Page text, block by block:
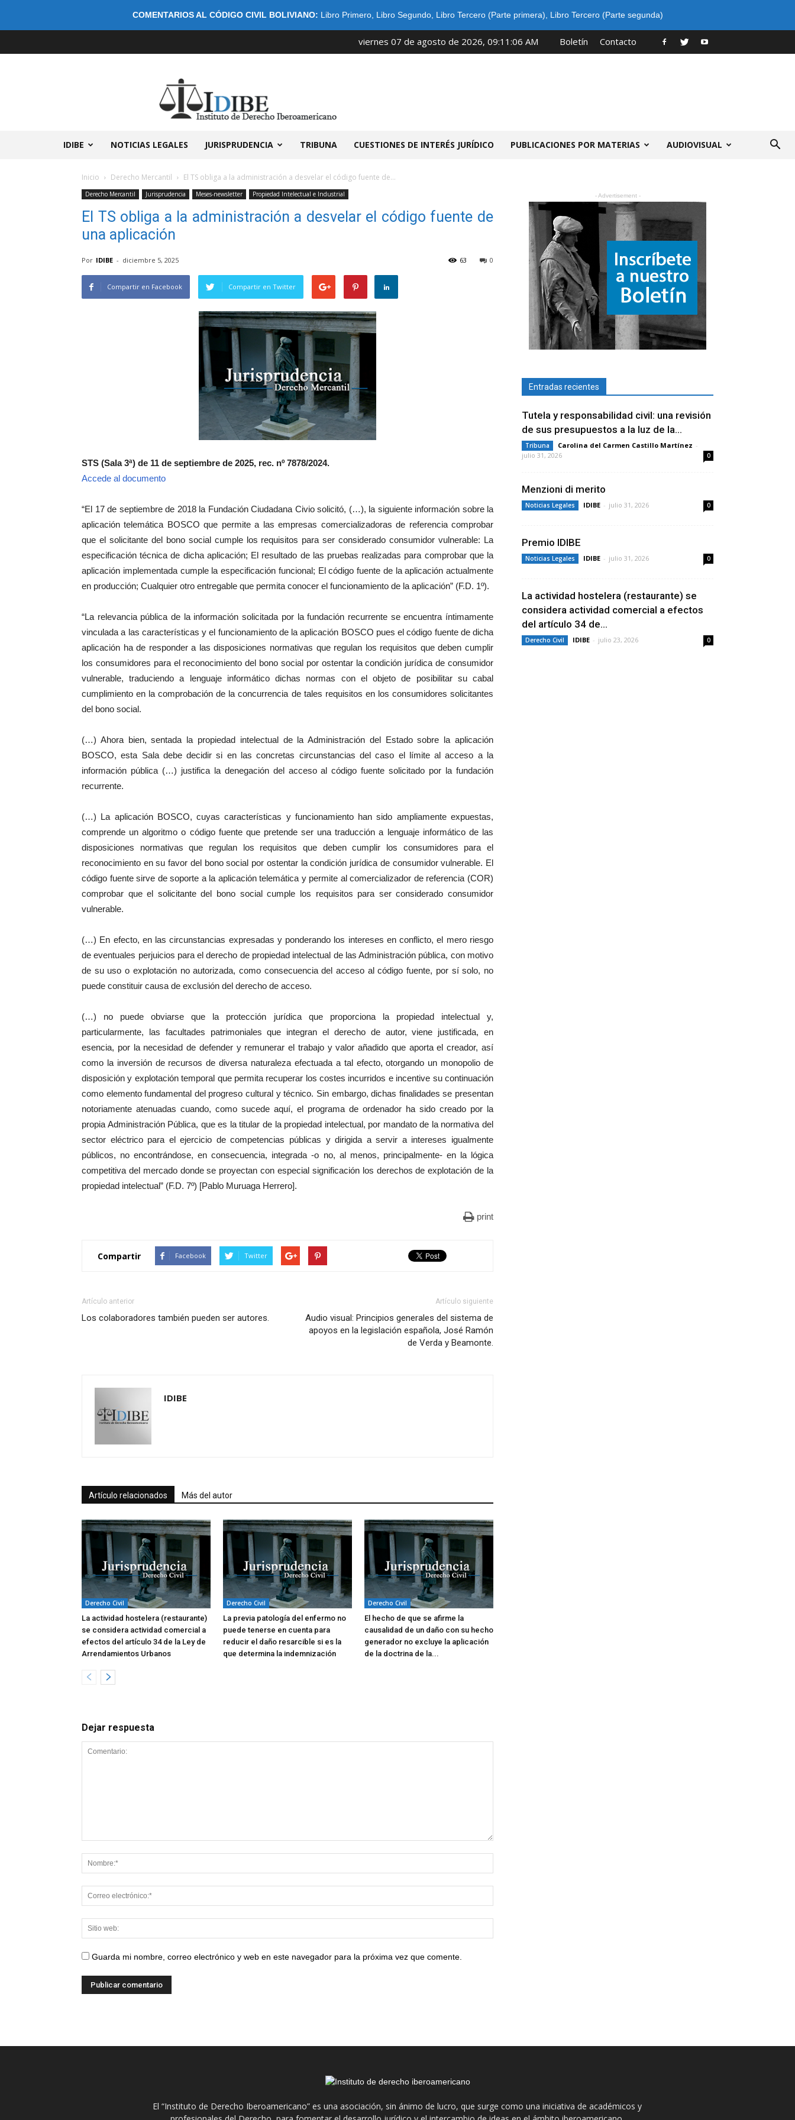
COMENTARIOS AL CÓDIGO CIVIL BOLIVIANO: Libro Primero, Libro Segundo, Libro Tercero (Parte primera) Libro Tercero (Parte segunda)
viernes 07 de agosto de 2026, 09:11:06 AM Boletín Contacto
IDIBE NOTICIAS LEGALES JURISPRUDENCIA TRIBUNA CUESTIONES DE INTERÉS JURÍDICO PUBLICACIONES POR MATERIAS AUDIOVISUAL
Inicio Derecho Mercantil El TS obliga a la administración a desvelar el código fuente de...
Derecho Mercantil Jurisprudencia Meses-newsletter Propiedad Intelectual e Industrial
El TS obliga a la administración a desvelar el código fuente de
una aplicación
Por IDIBE - diciembre 5, 2025 0
63
Compartir en Facebook Compartir en Twitter
STS (Sala 3ª) de 11 de septiembre de 2025, rec. nº 7878/2024.
Accede al documento
“El 17 de septiembre de 2018 la Fundación Ciudadana Civio solicitó, (…), la siguiente información sobre la
aplicación telemática BOSCO que permite a las empresas comercializadoras de referencia comprobar
que el solicitante del bono social cumple los requisitos para ser considerado consumidor vulnerable: La
especificación técnica de dicha aplicación; El resultado de las pruebas realizadas para comprobar que la
aplicación implementada cumple la especificación funcional; El código fuente de la aplicación actualmente
en producción; Cualquier otro entregable que permita conocer el funcionamiento de la aplicación” (F.D. 1º).
“La relevancia pública de la información solicitada por la fundación recurrente se encuentra íntimamente
vinculada a las características y el funcionamiento de la aplicación BOSCO pues el código fuente de dicha
aplicación ha de responder a las disposiciones normativas que regulan los requisitos que deben cumplir
los consumidores para el reconocimiento del bono social por ostentar la condición jurídica de consumidor
vulnerable, traduciendo a lenguaje informático dichas normas con el objeto de posibilitar su cabal
cumplimiento en la comprobación de la concurrencia de tales requisitos en los consumidores solicitantes
del bono social.
(…) Ahora bien, sentada la propiedad intelectual de la Administración del Estado sobre la aplicación
BOSCO, esta Sala debe decidir si en las concretas circunstancias del caso el límite al acceso a la
información pública (…) justifica la denegación del acceso al código fuente solicitado por la fundación
recurrente.
(…) La aplicación BOSCO, cuyas características y funcionamiento han sido ampliamente expuestas,
comprende un algoritmo o código fuente que pretende ser una traducción a lenguaje informático de las
disposiciones normativas que regulan los requisitos que deben cumplir los consumidores para el
reconocimiento en su favor del bono social por ostentar la condición jurídica de consumidor vulnerable. El
código fuente sirve de soporte a la aplicación telemática y permite al comercializador de referencia (COR)
comprobar que el solicitante del bono social cumple los requisitos para ser considerado consumidor
vulnerable.
(…) En efecto, en las circunstancias expresadas y ponderando los intereses en conflicto, el mero riesgo
de eventuales perjuicios para el derecho de propiedad intelectual de las Administración pública, con motivo
de su uso o explotación no autorizada, como consecuencia del acceso al código fuente, por sí solo, no
puede constituir causa de exclusión del derecho de acceso.
(…) no puede obviarse que la protección jurídica que proporciona la propiedad intelectual y,
particularmente, las facultades patrimoniales que integran el derecho de autor, viene justificada, en
esencia, por la necesidad de defender y remunerar el trabajo y valor añadido que aporta el creador, así
como la inversión de recursos de diversa naturaleza efectuada a tal efecto, otorgando un monopolio de
disposición y explotación temporal que permita recuperar los costes incurridos e incentive su continuación
como elemento fundamental del progreso cultural y técnico. Sin embargo, dichas finalidades se presentan
notoriamente atenuadas cuando, como sucede aquí, el programa de ordenador ha sido creado por la
propia Administración Pública, que es la titular de la propiedad intelectual, por mandato de la normativa del
sector eléctrico para el ejercicio de competencias públicas y dirigida a servir a intereses igualmente
públicos, no encontrándose, en consecuencia, integrada -o no, al menos, principalmente- en la lógica
competitiva del mercado donde se proyectan con especial significación los derechos de explotación de la
propiedad intelectual” (F.D. 7º) [Pablo Muruaga Herrero].
print
Compartir Facebook Twitter
Artículo anterior
Los colaboradores también pueden ser autores.
Artículo siguiente
Audio visual: Principios generales del sistema de
apoyos en la legislación española, José Ramón
de Verda y Beamonte.
IDIBE
Artículo relacionados Más del autor
Derecho Civil
La actividad hostelera (restaurante)
se considera actividad comercial a
efectos del artículo 34 de la Ley de
Arrendamientos Urbanos
Derecho Civil
La previa patología del enfermo no
puede tenerse en cuenta para
reducir el daño resarcible si es la
que determina la indemnización
Derecho Civil
El hecho de que se afirme la
causalidad de un daño con su hecho
generador no excluye la aplicación
de la doctrina de la...
Dejar respuesta
Guarda mi nombre, correo electrónico y web en este navegador para la próxima vez que comente.
- Advertisement -
Entradas recientes
Tutela y responsabilidad civil: una revisión
de sus presupuestos a la luz de la...
Tribuna Carolina del Carmen Castillo Martínez -
julio 31, 2026
0
Menzioni di merito
Noticias Legales IDIBE - julio 31, 2026 0
Premio IDIBE
Noticias Legales IDIBE - julio 31, 2026 0
La actividad hostelera (restaurante) se
considera actividad comercial a efectos
del artículo 34 de...
Derecho Civil IDIBE - julio 23, 2026 0
El “Instituto de Derecho Iberoamericano” es una asociación, sin ánimo de lucro, que surge como una iniciativa de académicos y